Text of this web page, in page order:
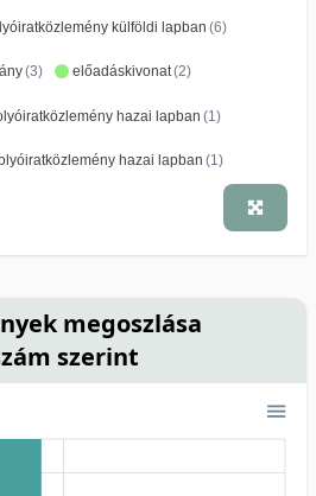
külföldi lapban (6)
(3) előadáskivonat(2)
hazai lapban (1)
hazai lapban (1)
megoszlása
szerint